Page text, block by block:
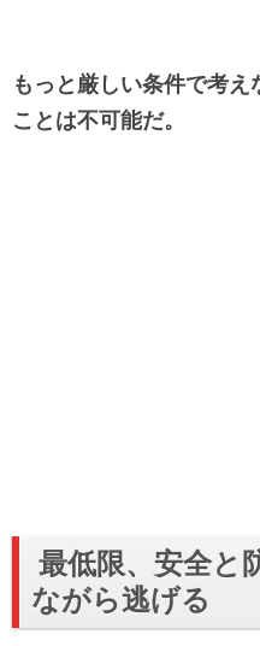
もっと厳しい条件で考
ことは不可能だ。
最低限、安全と
ながら逃げる